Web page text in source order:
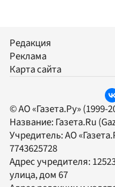
Редакция
Реклама
Карта сайта
© АО «Газета.Ру» (1999-
Название: Газета.Ru
Учредитель:АО
7743625728
Адрес учредителя:
улица, дом 67